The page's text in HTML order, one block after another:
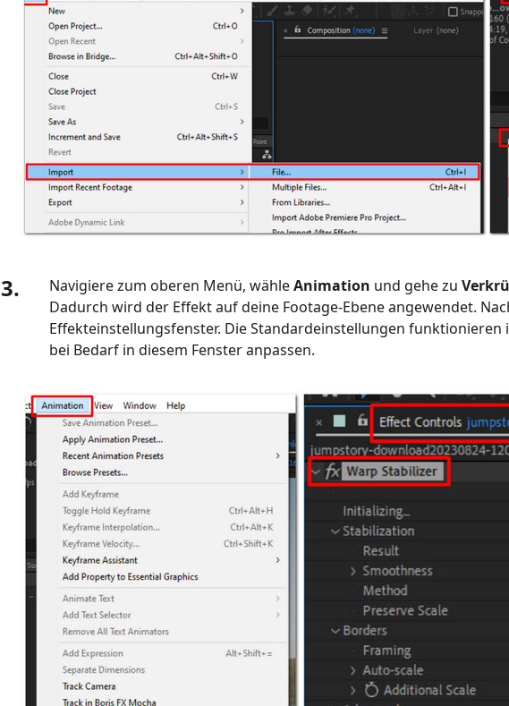
3. Navigiere zum oberen Menü, wähleAnimation und gehe zu
Dadurch wird der Effekt auf deine Footage-Ebene angewendet.
Effekteinstellungsfenster. Die Standardeinstellungen funktionieren
bei Bedarf in diesem Fenster anpassen.